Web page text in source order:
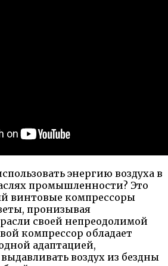
энергию воздуха в
промышленности? Это
винтовые компрессоры
пронизывая
своей непреодолимой
компрессор обладает
адаптацией,
воздух из бездны